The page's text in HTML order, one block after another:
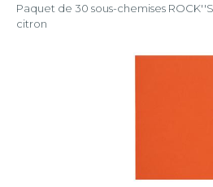
Paquet de 30 sous-chemises
citron